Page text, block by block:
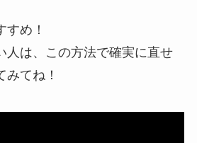
め！
人は、この方法で確実に直せ
みてね！